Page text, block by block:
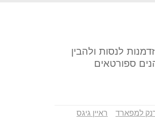
גיגס הן ההזדמנות לנסות ולהבין
ספורטאים
למפארד
ראיין גיגס